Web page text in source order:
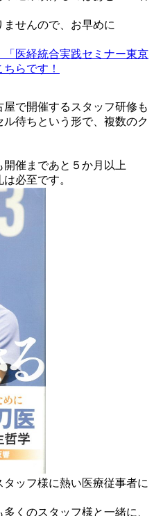
せんので、お早めに
医経統合実践セミナー東京
らです！
で開催するスタッフ研修も
待ちという形で、複数のク
開催まであと５か月以上
必至です。
ッフ様に熱い医療従事者に
くのスタッフ様と一緒に、